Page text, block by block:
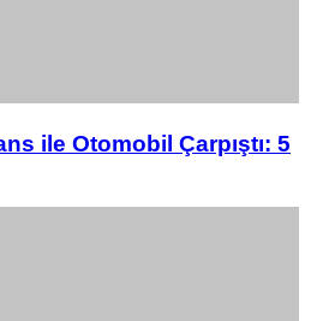
ile Otomobil Çarpıştı: 5